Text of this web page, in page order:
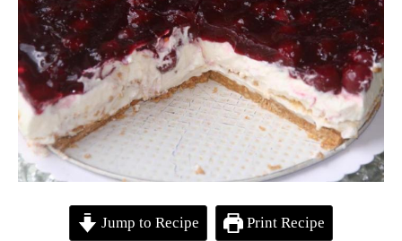
Jump to Recipe Print Recipe